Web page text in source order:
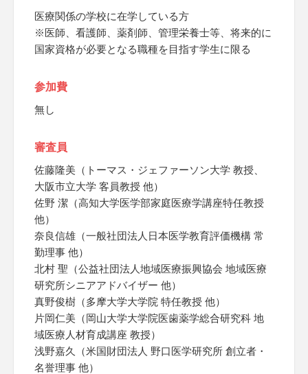
医療関係の学校に在学している方
※医師、看護師、薬剤師、管理栄養士等、将来的に
国家資格が必要となる職種を目指す学生に限る
参加費
無し
審査員
佐藤隆美（トーマス・ジェファーソン大学 教授、
大阪市立大学 客員教授 他）
佐野 潔（高知大学医学部家庭医療学講座特任教授
他）
奈良信雄（一般社団法人日本医学教育評価機構 常
勤理事 他）
北村 聖（公益社団法人地域医療振興協会 地域医療
研究所シニアアドバイザー 他）
真野俊樹（多摩大学大学院 特任教授 他）
片岡仁美（岡山大学大学院医歯薬学総合研究科 地
域医療人材育成講座 教授）
浅野嘉久（米国財団法人 野口医学研究所 創立者・
名誉理事 他）